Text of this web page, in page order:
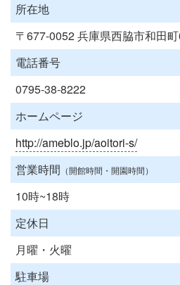
所在地
〒677-0052 兵庫県西脇市和田
電話番号
0795-38-8222
ホームページ
http://ameblo.jp/aoitori-s/
営業時間 （開館時間・開園時間）
10時~18時
定休日
月曜・火曜
駐車場